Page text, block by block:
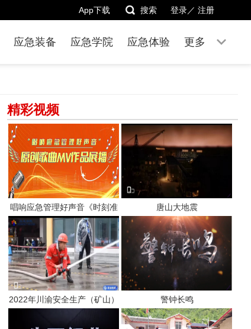
登录／ 注册
App下载 搜索
应急装备 应急学院 应急体验 更多
精彩视频
唱响应急管理好声音《时刻准
唐山大地震
2022年川渝安全生产（矿山）
警钟长鸣